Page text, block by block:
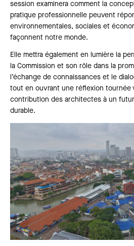
session examinera comment la
pratique professionnelle peuvent
environnementales, sociales et
façonnent notre monde.
Elle mettra également en lumière la
la Commission et son rôle dans la
l’échange de connaissances et le
tout en ouvrant une réflexion tournée
contribution des architectes à un
durable.